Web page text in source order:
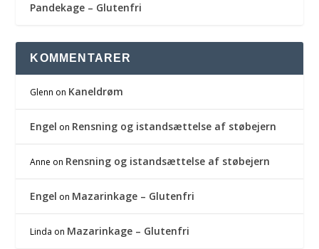
Pandekage – Glutenfri
KOMMENTARER
Glenn on Kaneldrøm
Engel on Rensning og istandsættelse af støbejern
Anne on Rensning og istandsættelse af støbejern
Engel on Mazarinkage – Glutenfri
Linda on Mazarinkage – Glutenfri